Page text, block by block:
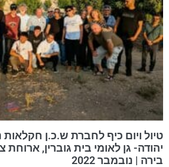
טיול ויום כיף לחברת ש.כ.ן
יהודה- גן לאומי בית גוברין,
בירה | נובמבר 2022